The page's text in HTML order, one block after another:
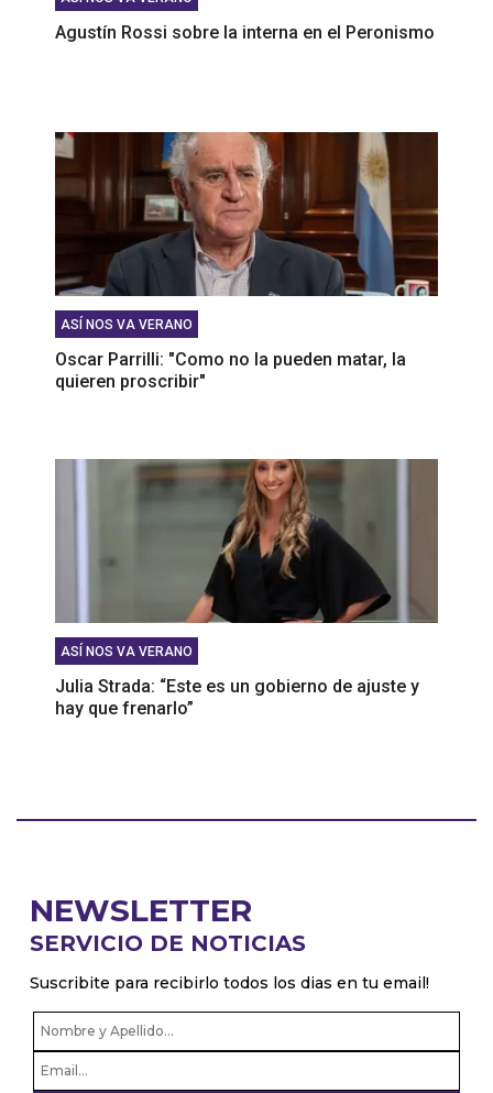
Agustín Rossi sobre la interna en el Peronismo
ASÍ NOS VA VERANO
Oscar Parrilli: "Como no la pueden matar, la
quieren proscribir"
ASÍ NOS VA VERANO
Julia Strada: “Este es un gobierno de ajuste y
hay que frenarlo”
NEWSLETTER
SERVICIO DE NOTICIAS
Suscribite para recibirlo todos los dias en tu email!